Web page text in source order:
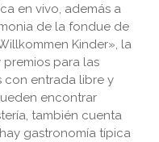
en vivo, además a
de la fondue de
Kinder», la
para las
con entrada libre y
encontrar
también cuenta
gastronomía típica